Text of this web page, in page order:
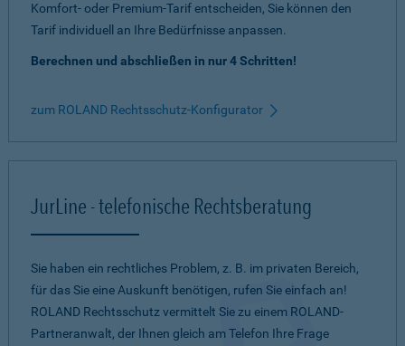
Komfort- oder Premium-Tarif entscheiden, Sie können den
Tarif individuell an Ihre Bedürfnisse anpassen.
Berechnen und abschließen in nur 4 Schritten!
zum ROLAND Rechtsschutz-Konfigurator
JurLine - telefonische Rechtsberatung
Sie haben ein rechtliches Problem, z. B. im privaten Bereich,
für das Sie eine Auskunft benötigen, rufen Sie einfach an!
ROLAND Rechtsschutz vermittelt Sie zu einem ROLAND-
Partneranwalt, der Ihnen gleich am Telefon Ihre Frage